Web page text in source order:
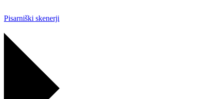
Pisarniški skenerji